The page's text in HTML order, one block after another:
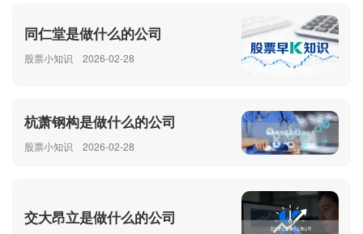
同仁堂是做什么的公司
股票小知识 2026-02-28
杭萧钢构是做什么的公司
股票小知识 2026-02-28
交大昂立是做什么的公司